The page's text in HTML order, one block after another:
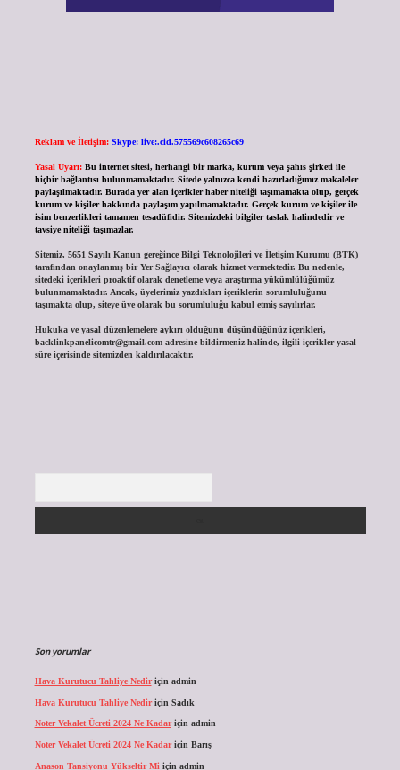
Reklam ve İletişim: Skype: live:.cid.575569c608265c69
Yasal Uyarı: Bu internet sitesi, herhangi bir marka, kurum veya şahıs şirketi ile
hiçbir bağlantısı bulunmamaktadır. Sitede yalnızca kendi hazırladığımız makaleler
paylaşılmaktadır. Burada yer alan içerikler haber niteliği taşımamakta olup, gerçek
kurum ve kişiler hakkında paylaşım yapılmamaktadır. Gerçek kurum ve kişiler ile
isim benzerlikleri tamamen tesadüfidir. Sitemizdeki bilgiler taslak halindedir ve
tavsiye niteliği taşımazlar.
Sitemiz, 5651 Sayılı Kanun gereğince Bilgi Teknolojileri ve İletişim Kurumu (BTK)
tarafından onaylanmış bir Yer Sağlayıcı olarak hizmet vermektedir. Bu nedenle,
sitedeki içerikleri proaktif olarak denetleme veya araştırma yükümlülüğümüz
bulunmamaktadır. Ancak, üyelerimiz yazdıkları içeriklerin sorumluluğunu
taşımakta olup, siteye üye olarak bu sorumluluğu kabul etmiş sayılırlar.
Hukuka ve yasal düzenlemelere aykırı olduğunu düşündüğünüz içerikleri,
backlinkpanelicomtr@gmail.comadresine bildirmeniz halinde, ilgili içerikler yasal
süre içerisinde sitemizden kaldırılacaktır.
Son yorumlar
Hava Kurutucu Tahliye Nediriçin admin
Hava Kurutucu Tahliye Nediriçin Sadık
Noter Vekalet Ücreti 2024 Ne Kadariçin admin
Noter Vekalet Ücreti 2024 Ne Kadariçin Barış
Anason Tansiyonu Yükseltir Mi için admin